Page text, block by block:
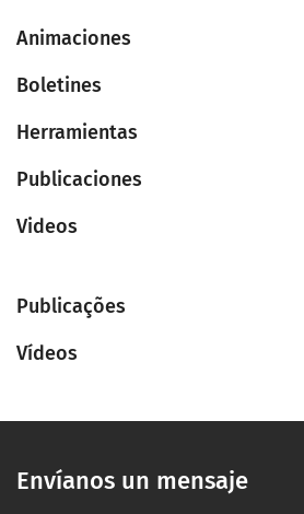
Animaciones
Boletines
Herramientas
Publicaciones
Videos
Publicações
Vídeos
Envíanos un mensaje